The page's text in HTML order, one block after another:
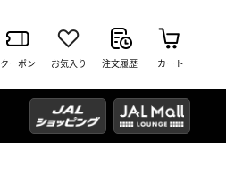
クーポン お気入り 注文履歴 カート